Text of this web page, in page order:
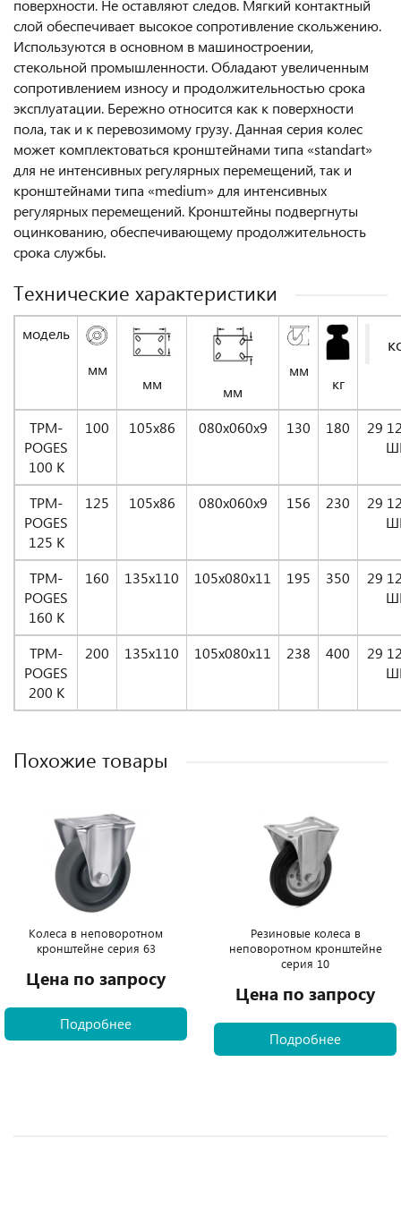
поверхности. Не оставляют следов. Мягкий контактный
слой обеспечивает высокое сопротивление скольжению.
Используются в основном в машиностроении,
стекольной промышленности. Обладают увеличенным
сопротивлением износу и продолжительностью срока
эксплуатации. Бережно относится как к поверхности
пола, так и к перевозимому грузу. Данная серия колес
может комплектоваться кронштейнами типа «standart»
для не интенсивных регулярных перемещений, так и
кронштейнами типа «medium» для интенсивных
регулярных перемещений. Кронштейны подвергнуты
оцинкованию, обеспечивающему продолжительность
срока службы.
Технические характеристики
модель
мм
мм мм
мм
кг
TРМ-
POGES
100 K
100 105x86 080x060x9 130 180
29
ТРМ-
POGES
125 K
125 105x86 080x060x9 156 230
29
ТРМ-
POGES
160 K
160 135x110 105x080x11 195 350
29
ТРМ-
POGES
200 K
200 135x110 105x080x11 238 400
29
Похожие товары
Колеса в неповоротном
кронштейне серия 63
Цена по запросу
Подробнее
Резиновые колеса в
неповоротном кронштейне
серия 10
Цена по запросу
Подробнее